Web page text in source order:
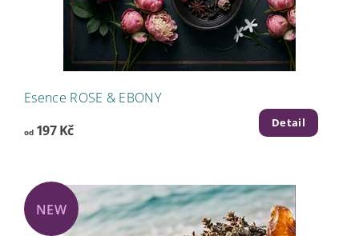
Esence ROSE & EBONY
od197 Kč Detail
NEW